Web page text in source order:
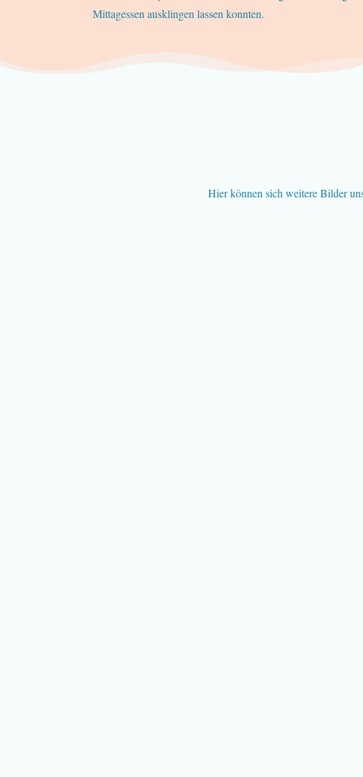
Mittagessen ausklingen lassen konnten.
Hier können sich weitere Bilder